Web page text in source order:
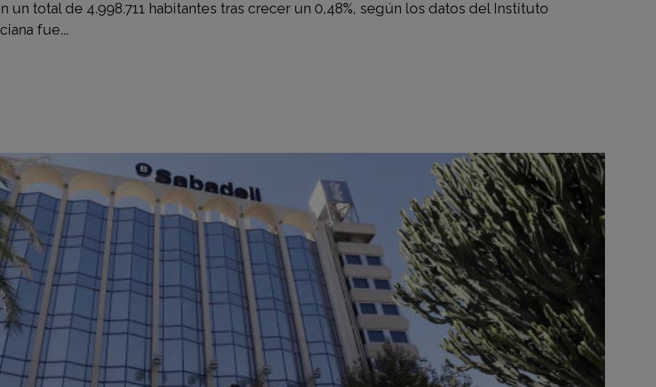
total de 4.998.711 habitantes tras crecer un 0,48%, según los datos del Instituto
fue...